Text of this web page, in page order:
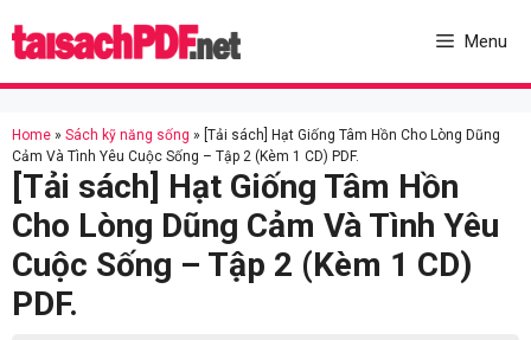
to
Menu
Home » Sách kỹ năng sống » [Tải sách] Hạt Giống Tâm Hồn Cho Lòng Dũng
Cảm Và Tình Yêu Cuộc Sống – Tập 2 (Kèm 1 CD) PDF.
[Tải sách] Hạt Giống Tâm Hồn
Cho Lòng Dũng Cảm Và Tình Yêu
Cuộc Sống – Tập 2 (Kèm 1 CD)
PDF.